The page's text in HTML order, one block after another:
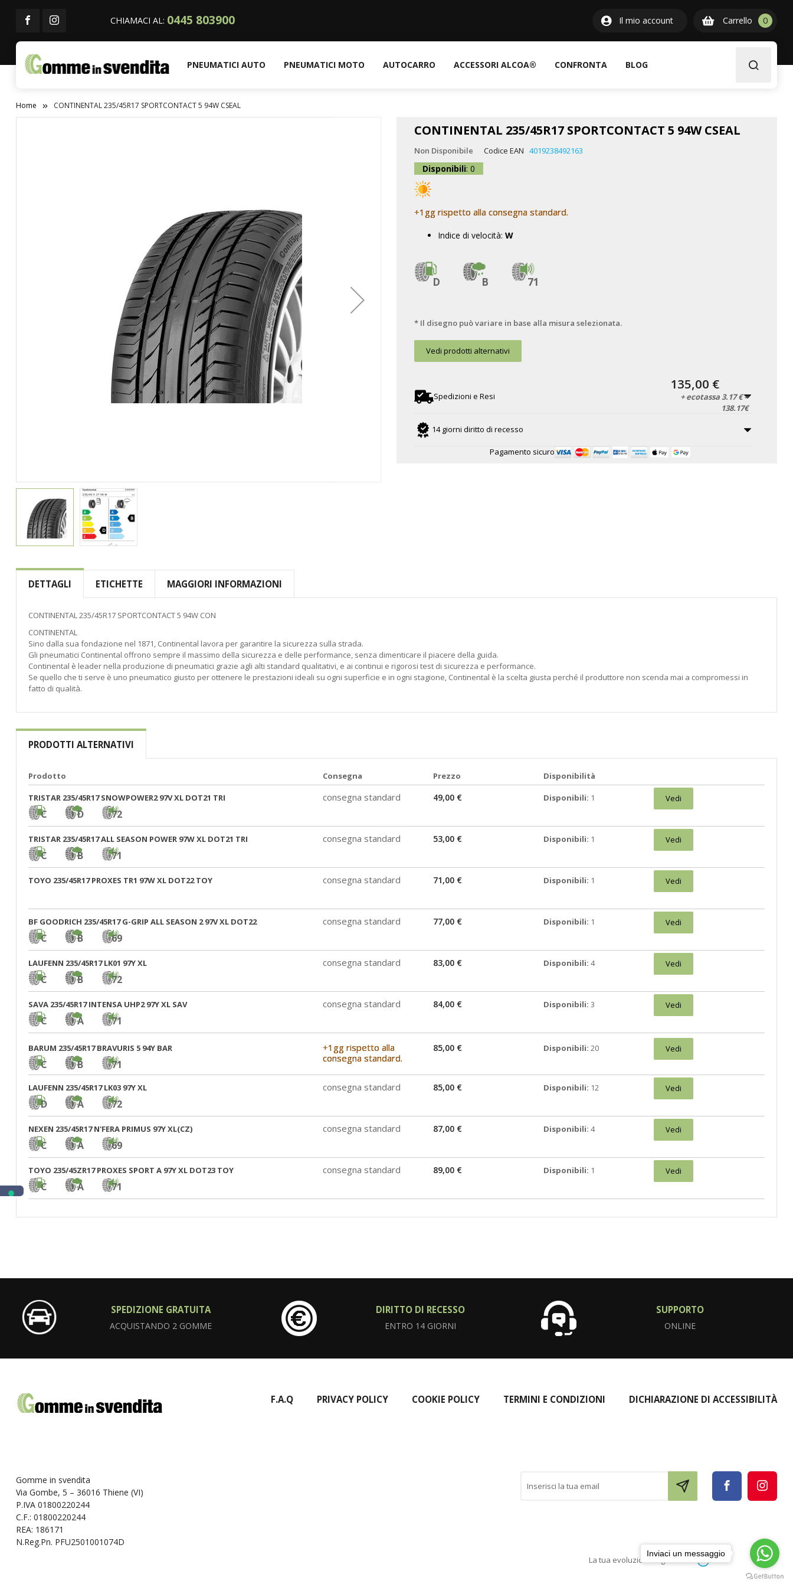
CHIAMACI AL: 0445 803900 Il mio account Carrello 00
PNEUMATICI AUTO PNEUMATICI MOTO AUTOCARRO ACCESSORI ALCOA® CONFRONTA BLOG
Home CONTINENTAL 235/45R17 SPORTCONTACT 5 94W CSEAL
CONTINENTAL 235/45R17 SPORTCONTACT 5 94W CSEAL
Non Disponibile Codice EAN 4019238492163
Disponibili: 0
+1gg rispetto alla consegna standard.
Indice di velocità: W
D B 71
* Il disegno può variare in base alla misura selezionata.
Vedi prodotti alternativi
Spedizioni e Resi
14 giorni diritto di recesso
Pagamento sicuro
135,00 €
+ ecotassa 3.17 € =
138.17€
all'inizio
della
galleria
immagini
DETTAGLI ETICHETTE MAGGIORI INFORMAZIONI
CONTINENTAL 235/45R17 SPORTCONTACT 5 94W CON
CONTINENTAL
Sino dalla sua fondazione nel 1871, Continental lavora per garantire la sicurezza sulla strada.
Gli pneumatici Continental offrono sempre il massimo della sicurezza e delle performance, senza dimenticare il piacere della guida.
Continental è leader nella produzione di pneumatici grazie agli alti standard qualitativi, e ai continui e rigorosi test di sicurezza e performance.
Se quello che ti serve è uno pneumatico giusto per ottenere le prestazioni ideali su ogni superficie e in ogni stagione, Continental è la scelta giusta perché il produttore non scenda mai a compromessi in
fatto di qualità.
PRODOTTI ALTERNATIVI
Prodotto Consegna Prezzo Disponibilità
TRISTAR 235/45R17 SNOWPOWER2 97V XL DOT21 TRI
C D 72
consegna standard 49,00 € Disponibili: 1 Vedi
TRISTAR 235/45R17 ALL SEASON POWER 97W XL DOT21 TRI
C B 71
consegna standard 53,00 € Disponibili: 1 Vedi
TOYO 235/45R17 PROXES TR1 97W XL DOT22 TOY consegna standard 71,00 € Disponibili: 1 Vedi
BF GOODRICH 235/45R17 G-GRIP ALL SEASON 2 97V XL DOT22
C B 69
consegna standard 77,00 € Disponibili: 1 Vedi
LAUFENN 235/45R17 LK01 97Y XL
C B 72
consegna standard 83,00 € Disponibili: 4 Vedi
SAVA 235/45R17 INTENSA UHP2 97Y XL SAV
C A 71
consegna standard 84,00 € Disponibili: 3 Vedi
BARUM 235/45R17 BRAVURIS 5 94Y BAR
C B 71
+1gg rispetto alla
consegna standard.
85,00 € Disponibili: 20 Vedi
LAUFENN 235/45R17 LK03 97Y XL
D A 72
consegna standard 85,00 € Disponibili: 12 Vedi
NEXEN 235/45R17 N'FERA PRIMUS 97Y XL(CZ)
C A 69
consegna standard 87,00 € Disponibili: 4 Vedi
TOYO 235/45ZR17 PROXES SPORT A 97Y XL DOT23 TOY
C A 71
consegna standard 89,00 € Disponibili: 1 Vedi
SPEDIZIONE GRATUITA
ACQUISTANDO 2 GOMME
DIRITTO DI RECESSO
ENTRO 14 GIORNI
SUPPORTO
ONLINE
F.A.Q PRIVACY POLICY COOKIE POLICY TERMINI E CONDIZIONI DICHIARAZIONE DI ACCESSIBILITÀ
Gomme in svendita
Via Gombe, 5 – 36016 Thiene (VI)
P.IVA 01800220244
C.F.: 01800220244
REA: 186171
N.Reg.Pn. PFU2501001074D
La tua evoluzione digitale con
Inviaci un messaggio